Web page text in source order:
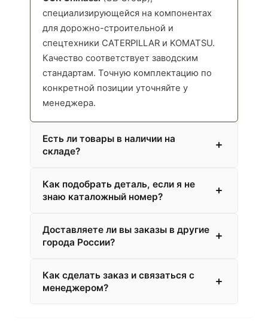
специализирующейся на компонентах
для дорожно-строительной и
спецтехники CATERPILLAR и KOMATSU.
Качество соответствует заводским
стандартам. Точную комплектацию по
конкретной позиции уточняйте у
менеджера.
Есть ли товары в наличии на
складе?
Как подобрать деталь, если я не
знаю каталожный номер?
Доставляете ли вы заказы в другие
города России?
Как сделать заказ и связаться с
менеджером?